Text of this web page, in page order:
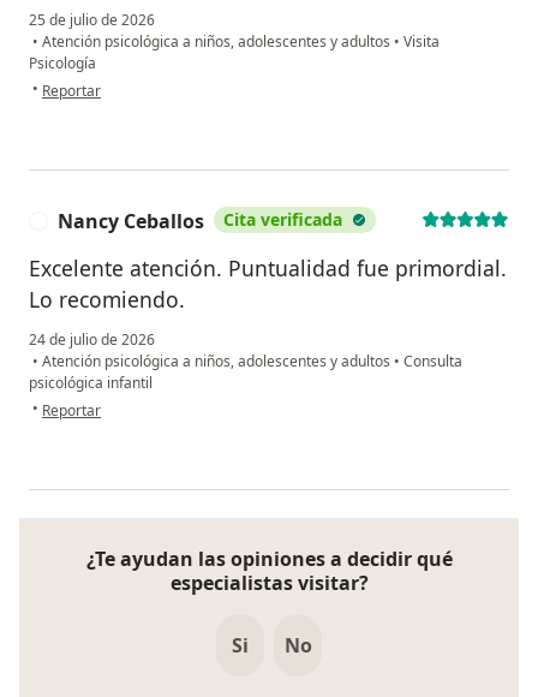
25 de julio de 2026
• Atención psicológica a niños, adolescentes y adultos • Visita
Psicología
• en opinión del usuario Luz vasquez
Reportar
Nancy Ceballos Cita verificada
Excelente atención. Puntualidad fue primordial.
Lo recomiendo.
24 de julio de 2026
• Atención psicológica a niños, adolescentes y adultos • Consulta
psicológica infantil
• en opinión del usuario Nancy Ceballos
Reportar
¿Te ayudan las opiniones a decidir qué
especialistas visitar?
Si No